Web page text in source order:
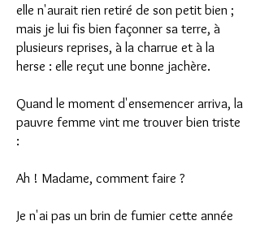
elle n'aurait rien retiré de son petit bien ;
mais je lui fis bien façonner sa terre, à
plusieurs reprises, à la charrue et à la
herse : elle reçut une bonne jachère.
Quand le moment d'ensemencer arriva, la
pauvre femme vint me trouver bien triste
:
Ah ! Madame, comment faire ?
Je n'ai pas un brin de fumier cette année